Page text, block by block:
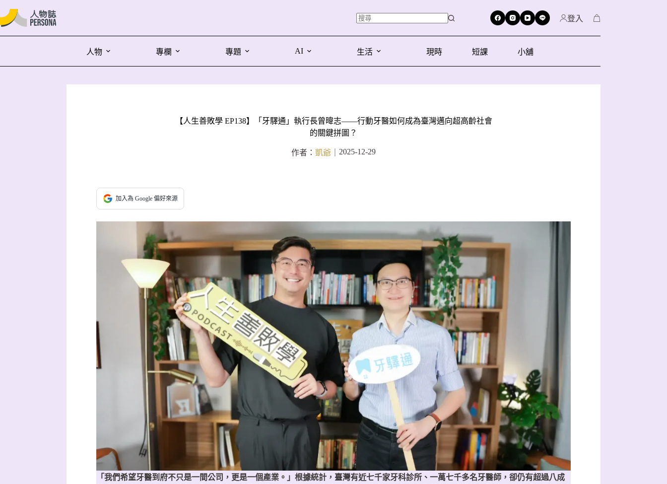
登入
人物 專欄 專題 AI 生活 現時 短課 小舖
【人生善敗學 EP138】「牙驛通」執行長曾暐志——行動牙醫如何成為臺灣邁向超高齡社會
的關鍵拼圖？
作者： 凱爺 2025-12-29
加入為 Google 偏好來源
「我們希望牙醫到府不只是一間公司，更是一個產業。」根據統計，臺灣有近七千家牙科診所、一萬七千多名牙醫師，卻仍有超過八成